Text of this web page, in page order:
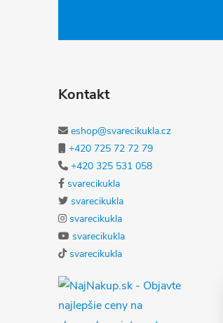
Kontakt
eshop@svarecikukla.cz
+420 725 72 72 79
+420 325 531 058
svarecikukla
svarecikukla
svarecikukla
svarecikukla
svarecikukla